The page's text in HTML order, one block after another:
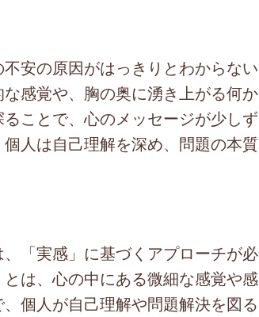
安の原因がはっきりとわからない
感覚や、胸の奥に湧き上がる何か
ことで、心のメッセージが少しず
人は自己理解を深め、問題の本質
「実感」に基づくアプローチが必
は、心の中にある微細な感覚や感
個人が自己理解や問題解決を図る